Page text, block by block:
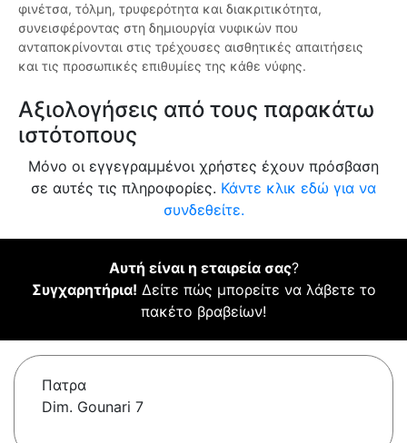
φινέτσα, τόλμη, τρυφερότητα και διακριτικότητα,
συνεισφέροντας στη δημιουργία νυφικών που
ανταποκρίνονται στις τρέχουσες αισθητικές απαιτήσεις
και τις προσωπικές επιθυμίες της κάθε νύφης.
Αξιολογήσεις από τους παρακάτω
ιστότοπους
Μόνο οι εγγεγραμμένοι χρήστες έχουν πρόσβαση
σε αυτές τις πληροφορίες. Κάντε κλικ εδώ για να
συνδεθείτε.
Αυτή είναι η εταιρεία σας?
Συγχαρητήρια! Δείτε πώς μπορείτε να λάβετε το
πακέτο βραβείων!
Πατρα
Dim. Gounari 7